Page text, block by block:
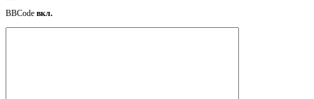
BBCode вкл.